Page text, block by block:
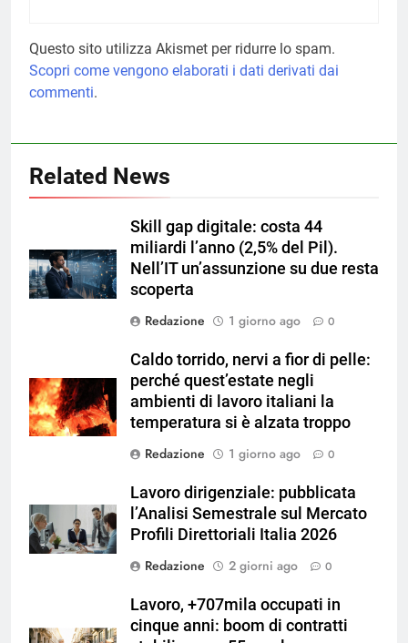
Questo sito utilizza Akismet per ridurre lo spam.
Scopri come vengono elaborati i dati derivati dai
commenti.
Related News
Skill gap digitale: costa 44
miliardi l’anno (2,5% del Pil).
Nell’IT un’assunzione su due resta
scoperta
Redazione
1 giorno ago 0
Caldo torrido, nervi a fior di pelle:
perché quest’estate negli
ambienti di lavoro italiani la
temperatura si è alzata troppo
Redazione
1 giorno ago 0
Lavoro dirigenziale: pubblicata
l’Analisi Semestrale sul Mercato
Profili Direttoriali Italia 2026
Redazione
2 giorni ago 0
Lavoro, +707mila occupati in
cinque anni: boom di contratti